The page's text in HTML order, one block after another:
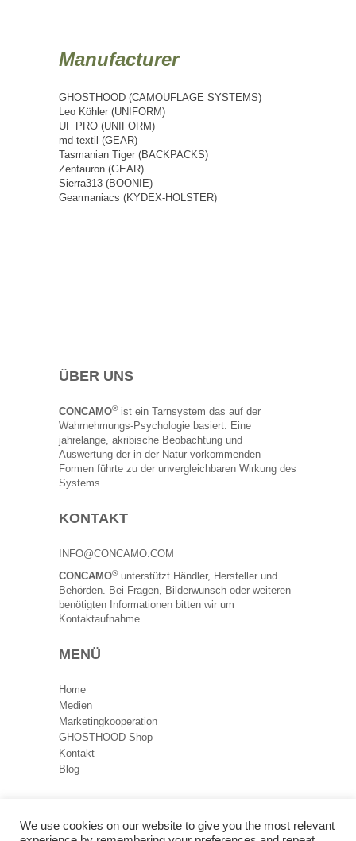
Manufacturer
GHOSTHOOD (CAMOUFLAGE SYSTEMS)
Leo Köhler (UNIFORM)
UF PRO (UNIFORM)
md-textil (GEAR)
Tasmanian Tiger (BACKPACKS)
Zentauron (GEAR)
Sierra313 (BOONIE)
Gearmaniacs (KYDEX-HOLSTER)
ÜBER UNS
CONCAMO®ist ein Tarnsystem das auf der
Wahrnehmungs-Psychologie basiert. Eine
jahrelange, akribische Beobachtung und
Auswertung der in der Natur vorkommenden
Formen führte zu der unvergleichbaren Wirkung des
Systems.
KONTAKT
INFO@CONCAMO.COM
CONCAMO®unterstützt Händler, Hersteller und
Behörden. Bei Fragen, Bilderwunsch oder weiteren
benötigten Informationen bitten wir um
Kontaktaufnahme.
MENÜ
Home
Medien
Marketingkooperation
GHOSTHOOD Shop
Kontakt
Blog
We use cookies on our website to give you the most relevant